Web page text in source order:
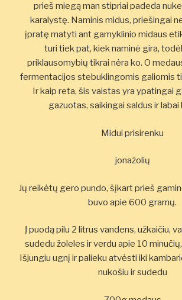
prieš miegą man stipriai padeda
karalystę. Naminis midus, priešingai
įpratę matyti ant gamyklinio midaus
turi tiek pat, kiek naminė gira,
priklausomybių tikrai nėra ko. O
fermentacijos stebuklingomis galiomis
Ir kaip reta, šis vaistas yra ypatingai
gazuotas, saikingai saldus ir labai
Midui prisirenku
jonažolių
Jų reikėtų gero pundo, šįkart prieš
buvo apie 600 gramų.
Į puodą pilu 2 litrus vandens, užkaičiu,
sudedu žoleles ir verdu apie 10
Išjungiu ugnį ir palieku atvėsti iki
nukošiu ir sudedu